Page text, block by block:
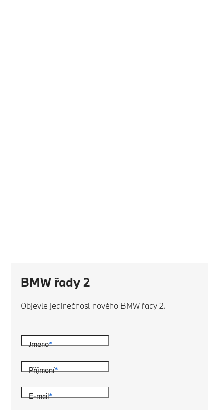
BMW řady 2
Objevte jedinečnost nového BMW řady 2.
Jméno*
Příjmení*
E-mail*